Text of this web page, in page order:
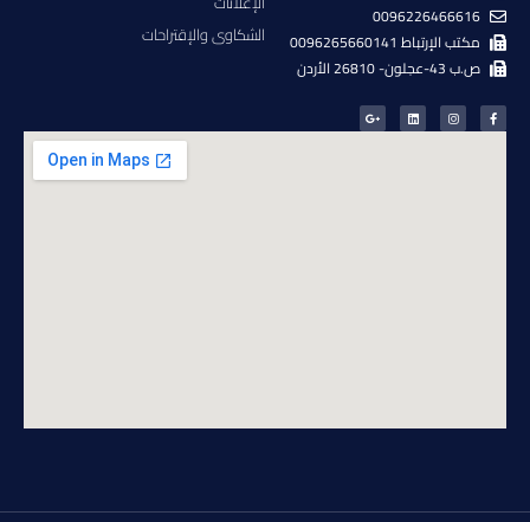
0096226466616
مكتب الإرتباط 0096265660141
ص.ب 43-عجلون- 26810 الأردن
الشكاوى والإقتراحات